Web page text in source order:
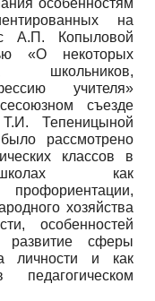
особенностям
на
А.П. Копыловой
«О некоторых
школьников,
учителя»
съезде
Тепеницыной
рассмотрено
классов в
школах как
хозяйства
особенностей
развитие сферы
личности и как